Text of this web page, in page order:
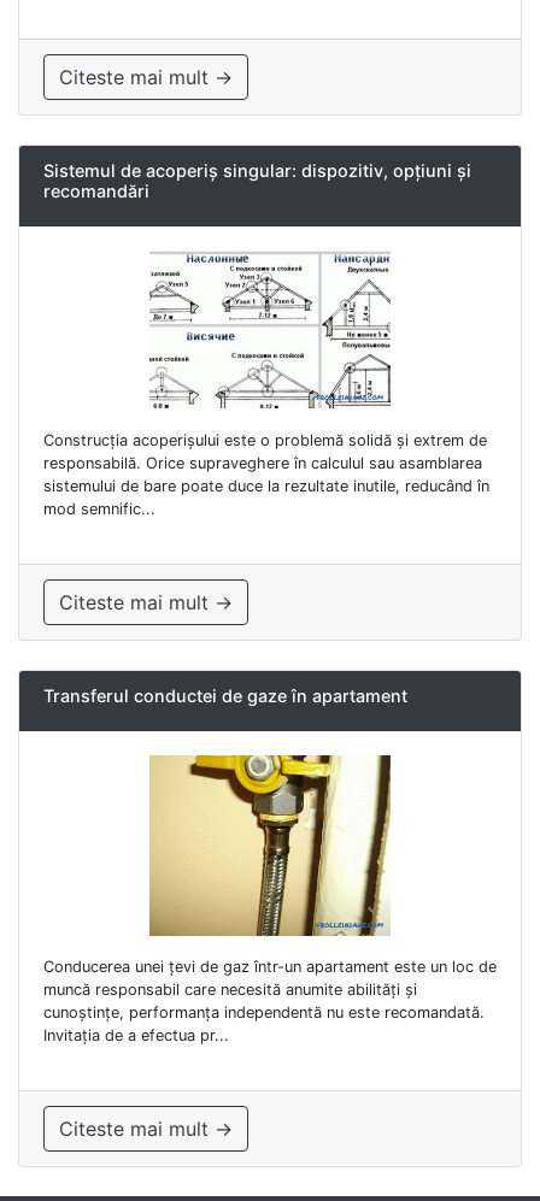
Citeste mai mult →
Sistemul de acoperiș singular: dispozitiv, opțiuni și
recomandări
Construcția acoperișului este o problemă solidă și extrem de
responsabilă. Orice supraveghere în calculul sau asamblarea
sistemului de bare poate duce la rezultate inutile, reducând în
mod semnific...
Citeste mai mult →
Transferul conductei de gaze în apartament
Conducerea unei țevi de gaz într-un apartament este un loc de
muncă responsabil care necesită anumite abilități și
cunoștințe, performanța independentă nu este recomandată.
Invitația de a efectua pr...
Citeste mai mult →